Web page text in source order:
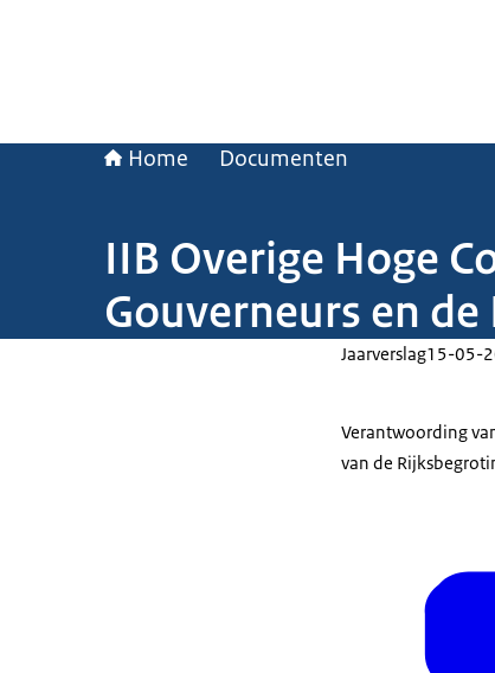
Home Documenten
IIB Overige Hoge
Gouverneurs en
Jaarverslag15-05-
Verantwoording
van de